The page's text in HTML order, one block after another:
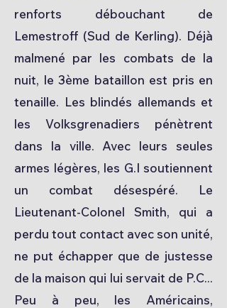
renforts débouchant de
Lemestroff (Sud de Kerling). Déjà
malmené par les combats de la
nuit, le 3ème bataillon est pris en
tenaille. Les blindés allemands et
les Volksgrenadiers pénètrent
dans la ville. Avec leurs seules
armes légères, les G.I soutiennent
un combat désespéré. Le
Lieutenant-Colonel Smith, qui a
perdu tout contact avec son unité,
ne put échapper que de justesse
de la maison qui lui servait de P.C...
Peu à peu, les Américains,